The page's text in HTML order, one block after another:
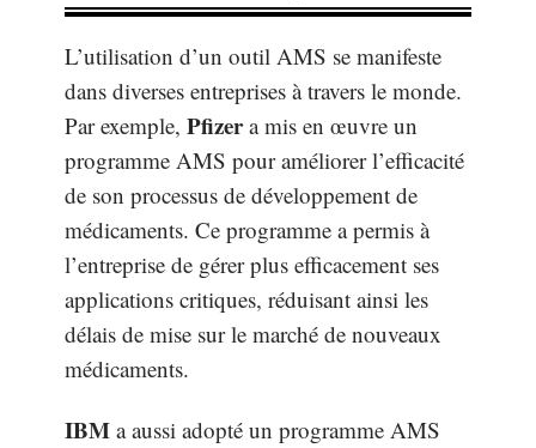
L’utilisation d’un outil AMS se manifeste
dans diverses entreprises à travers le monde.
Par exemple, Pfizera mis en œuvre un
programme AMS pour améliorer l’efficacité
de son processus de développement de
médicaments. Ce programme a permis à
l’entreprise de gérer plus efficacement ses
applications critiques, réduisant ainsi les
délais de mise sur le marché de nouveaux
médicaments.
IBM a aussi adopté un programme AMS